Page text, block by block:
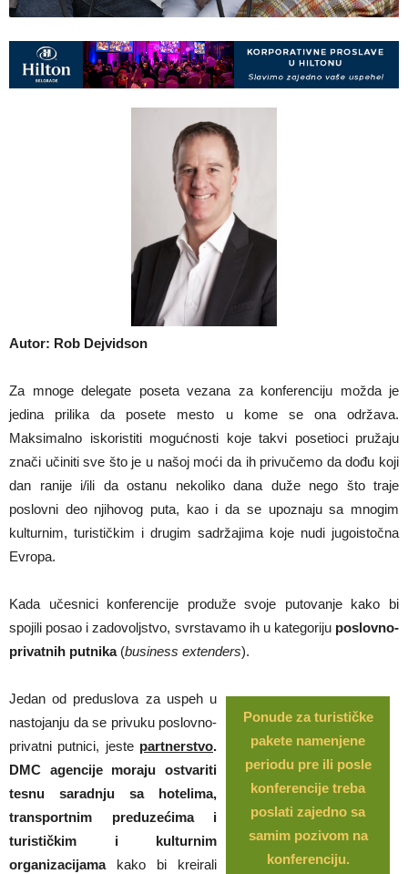
Autor: Rob Dejvidson
Za mnoge delegate poseta vezana za konferenciju možda je
jedina prilika da posete mesto u kome se ona održava.
Maksimalno iskoristiti mogućnosti koje takvi posetioci pružaju
znači učiniti sve što je u našoj moći da ih privučemo da dođu koji
dan ranije i/ili da ostanu nekoliko dana duže nego što traje
poslovni deo njihovog puta, kao i da se upoznaju sa mnogim
kulturnim, turističkim i drugim sadržajima koje nudi jugoistočna
Evropa.
Kada učesnici konferencije produže svoje putovanje kako bi
spojili posao i zadovoljstvo, svrstavamo ih u kategoriju poslovno-
privatnih putnika(business extenders).
Ponude za turističke
pakete namenjene
periodu pre ili posle
konferencije treba
poslati zajedno sa
samim pozivom na
konferenciju.
Jedan od preduslova za uspeh u
nastojanju da se privuku poslovno-
privatni putnici, jeste partnerstvo.
DMC agencije moraju ostvariti
tesnu saradnju sa hotelima,
transportnim preduzećima i
turističkim i kulturnim
organizacijama
kako bi kreirali